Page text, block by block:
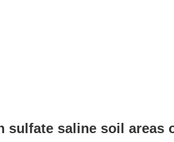
sulfate saline soil areas